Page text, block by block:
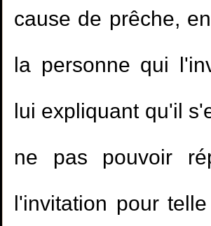
cause de prêche,
la personne qui
lui expliquant qu'il
ne pas pouvoir
l'invitation pour